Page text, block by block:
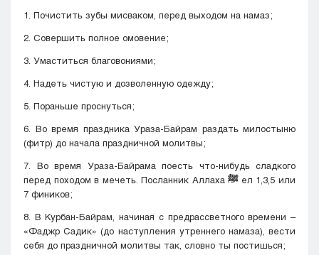
1. Почистить зубы мисваком, перед выходом на намаз;
2. Совершить полное омовение;
3. Умаститься благовониями;
4. Надеть чистую и дозволенную одежду;
5. Пораньше проснуться;
6. Во время праздника Ураза-Байрам раздать милостыню
(фитр) до начала праздничной молитвы;
7. Во время Ураза-Байрама поесть что-нибудь сладкого
перед походом в мечеть. Посланник Аллахаﷺел 1,3,5 или
7 фиников;
8. В Курбан-Байрам, начиная с предрассветного времени –
«Фаджр Садик» (до наступления утреннего намаза), вести
себя до праздничной молитвы так, словно ты постишься;